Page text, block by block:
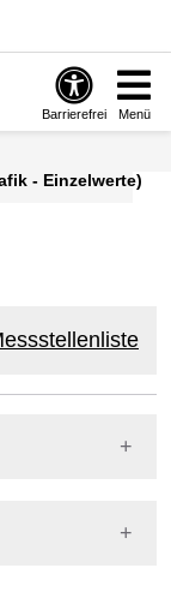
Barrierefrei Menü
- Einzelwerte)